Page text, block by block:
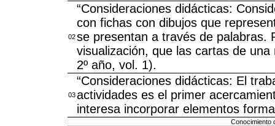
02
“Consideraciones didácticas:
con fichas con dibujos que
se presentan a través de palabras.
visualización, que las cartas de
2º año, vol. 1).
03
“Consideraciones didácticas: El
actividades es el primer
interesa incorporar elementos
Conocimiento